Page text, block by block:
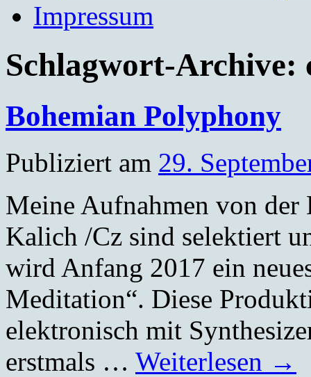
Impressum
Schlagwort-Archive:
Bohemian Polyphony
Publiziert am 29.
Meine Aufnahmen von
Kalich /Cz sind selektiert
wird Anfang 2017 ein
Meditation“. Diese
elektronisch mit
erstmals … Weiterlesen →